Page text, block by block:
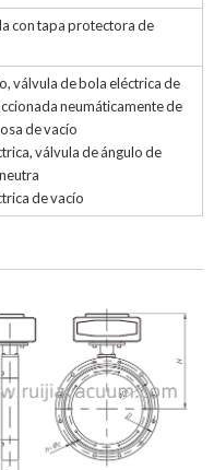
con tapa protectora de
válvula de bola eléctrica de
neumáticamente de
de vacío
válvula de ángulo de
de vacío